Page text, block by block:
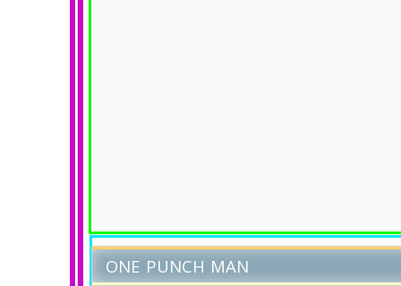
ONE PUNCH MAN